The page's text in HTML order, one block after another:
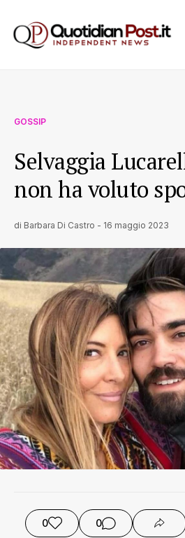
GOSSIP
Selvaggia
non ha voluto
di Barbara Di Castro - 16 maggio 2023
0 0